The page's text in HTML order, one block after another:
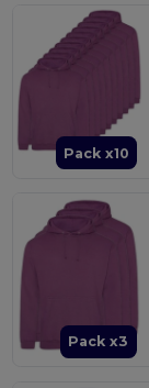
Pack x10
Pack x3